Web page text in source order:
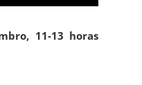
11-13 horas